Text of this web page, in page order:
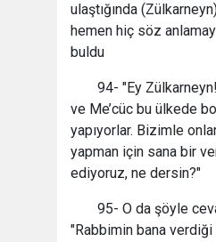
ulaştığında
hemen hiç söz
buldu
94- "Ey
ve Me’cüc bu ülkede
yapıyorlar. Bizimle
yapman için sana bir
ediyoruz, ne dersin?"
95- O da şöyle
"Rabbimin bana